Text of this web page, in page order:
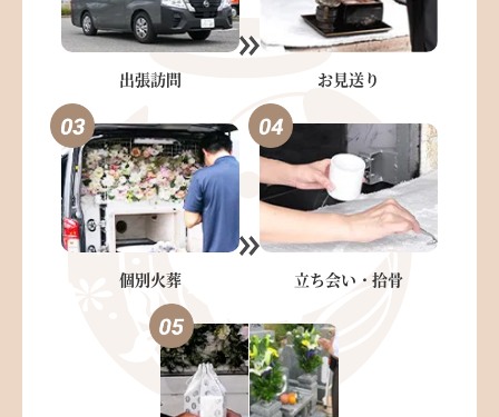
出張訪問 お見送り
個別火葬 立ち会い・ 拾骨